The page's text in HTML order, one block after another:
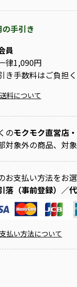
手引き
員
律1,090円
き手数料はご負担く
料について
のモクモク直営店
対象外の商品、対
お支払い方法をお選
落（事前登録）／
払い方法について